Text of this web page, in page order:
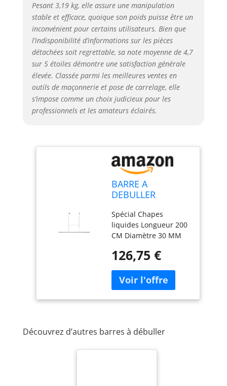
Pesant 3,19 kg, elle assure une manipulation
stable et efficace, quoique son poids puisse être un
inconvénient pour certains utilisateurs. Bien que
l’indisponibilité d’informations sur les pièces
détachées soit regrettable, sa note moyenne de 4,7
sur 5 étoiles démontre une satisfaction générale
élevée. Classée parmi les meilleures ventes en
outils de maçonnerie et pose de carrelage, elle
s’impose comme un choix judicieux pour les
professionnels et les amateurs éclairés.
BARRE A
DEBULLER
D.3CM (CHAPE)
Spécial Chapes
liquides Longueur 200
CM Diamètre 30 MM
hauteurs de bras :
126,75 €
Découvrez d’autres barres à débuller